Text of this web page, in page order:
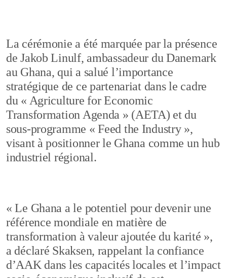
La cérémonie a été marquée par la présence
de Jakob Linulf, ambassadeur du Danemark
au Ghana, qui a salué l’importance
stratégique de ce partenariat dans le cadre
du « Agriculture for Economic
Transformation Agenda » (AETA) et du
sous-programme « Feed the Industry »,
visant à positionner le Ghana comme un hub
industriel régional.
« Le Ghana a le potentiel pour devenir une
référence mondiale en matière de
transformation à valeur ajoutée du karité »,
a déclaré Skaksen, rappelant la confiance
d’AAK dans les capacités locales et l’impact